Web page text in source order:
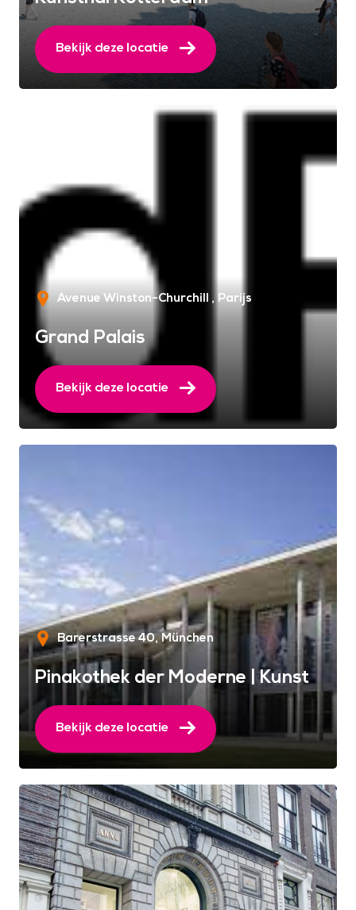
Bekijk deze locatie
Avenue Winston-Churchill Parijs
Grand Palais
Bekijk deze locatie
Barerstrasse 40 München
Pinakothek der Moderne | Kunst
Bekijk deze locatie